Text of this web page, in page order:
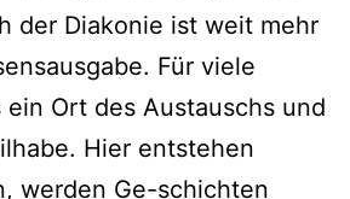
der Diakonie ist weit mehr
Für viele
ein Ort des Austauschs und
Hier entstehen
werden Ge-schichten